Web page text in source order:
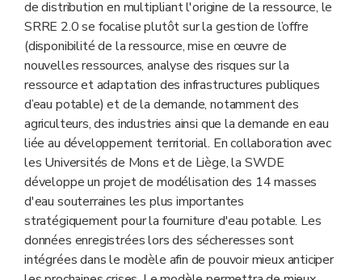
de distribution en multipliant l'origine de la ressource, le
SRRE 2.0 se focalise plutôt sur la gestion de l’offre
(disponibilité de la ressource, mise en œuvre de
nouvelles ressources, analyse des risques sur la
ressource et adaptation des infrastructures publiques
d’eau potable) et de la demande, notamment des
agriculteurs, des industries ainsi que la demande en eau
liée au développement territorial. En collaboration avec
les Universités de Mons et de Liège, la SWDE
développe un projet de modélisation des 14 masses
d'eau souterraines les plus importantes
stratégiquement pour la fourniture d'eau potable. Les
données enregistrées lors des sécheresses sont
intégrées dans le modèle afin de pouvoir mieux anticiper